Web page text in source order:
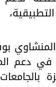
في دعم